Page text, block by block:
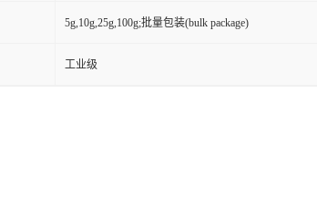
5g,10g,25g,100g;批量包装(bulk package)
工业级